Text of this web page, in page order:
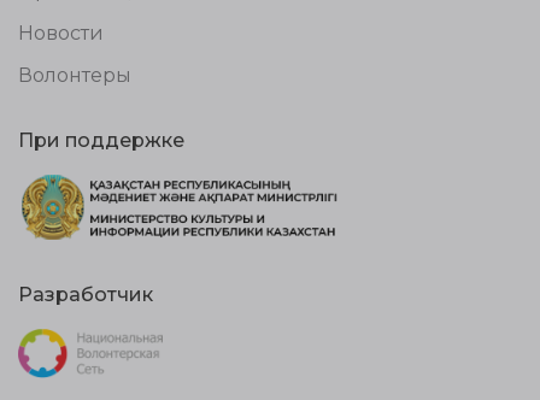
Новости
Волонтеры
При поддержке
Разработчик